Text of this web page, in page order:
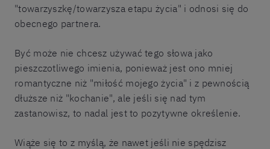
"towarzyszkę/towarzysza etapu życia" i odnosi się do
obecnego partnera.
Być może nie chcesz używać tego słowa jako
pieszczotliwego imienia, ponieważ jest ono mniej
romantyczne niż "miłość mojego życia" i z pewnością
dłuższe niż "kochanie", ale jeśli się nad tym
zastanowisz, to nadal jest to pozytywne określenie.
Wiąże się to z myślą, że nawet jeśli nie spędzisz